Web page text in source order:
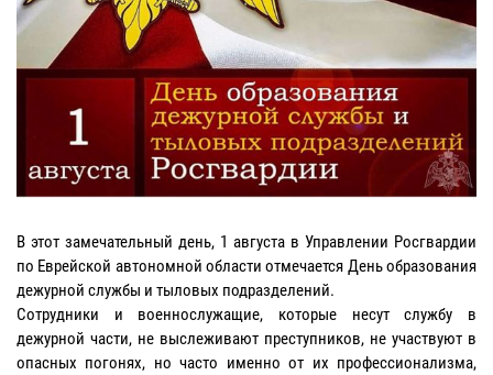
В этот замечательный день, 1 августа в Управлении Росгвардии
по Еврейской автономной области отмечается День образования
дежурной службы и тыловых подразделений.
Сотрудники и военнослужащие, которые несут службу в
дежурной части, не выслеживают преступников, не участвуют в
опасных погонях, но часто именно от их профессионализма,